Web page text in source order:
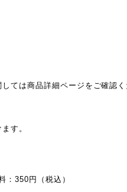
ては商品詳細ページをご確認
す。
：350円（税込）